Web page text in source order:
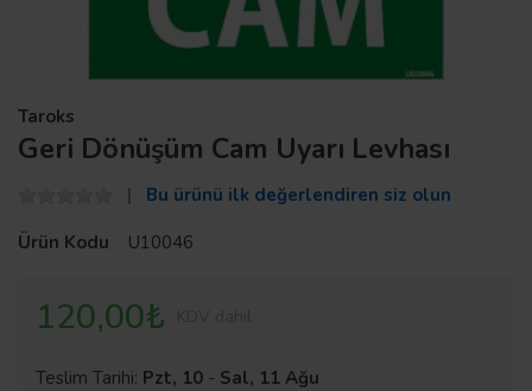
Taroks
Geri Dönüşüm Cam Uyarı Levhası
Bu ürünü ilk değerlendiren siz olun
Ürün Kodu
U10046
120,00₺
Teslim Tarihi: Pzt, 10 - Sal, 11 Ağu